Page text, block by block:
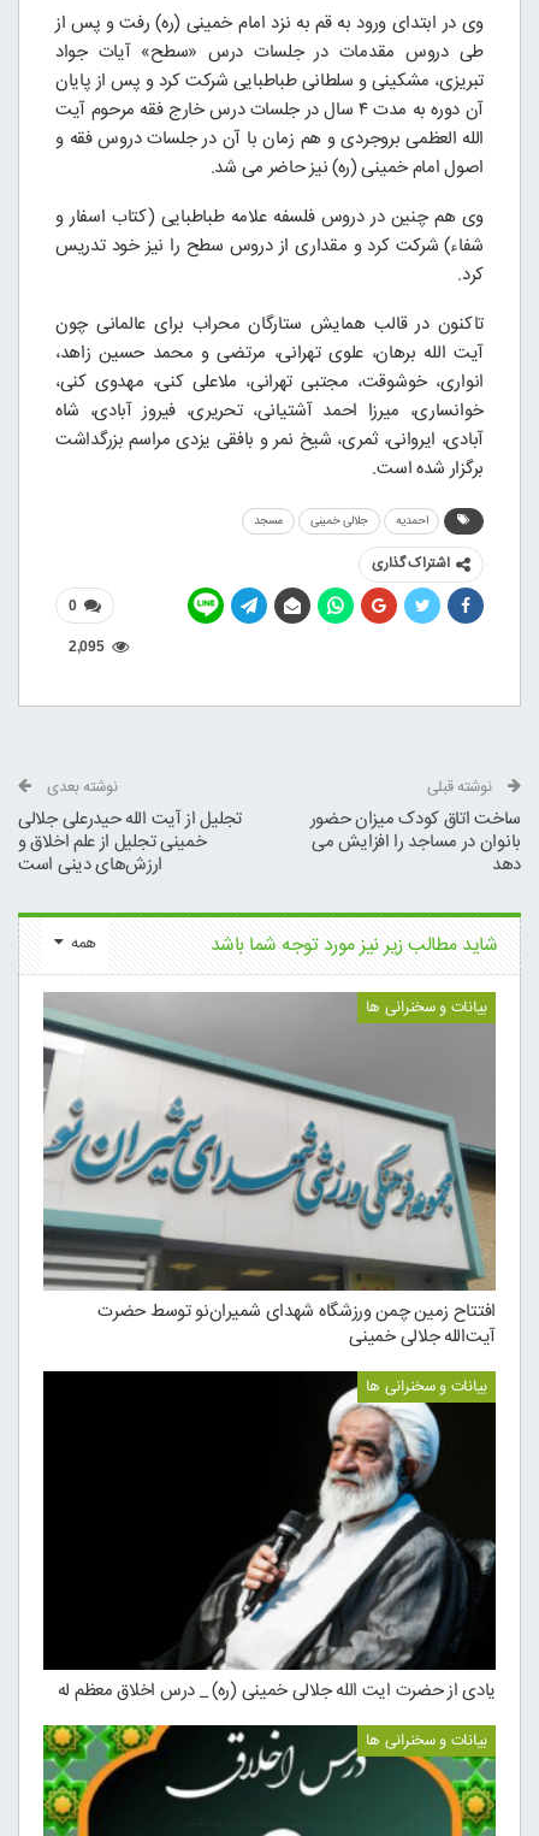
وی در ابتدای ورود به قم به نزد امام خمینی (ره) رفت و پس از
طی دروس مقدمات در جلسات درس «سطح» آیات جواد
تبریزی، مشکینی و سلطانی طباطبایی شرکت کرد و پس از پایان
آن دوره به مدت ۴ سال در جلسات درس خارج فقه مرحوم آیت
الله العظمی بروجردی و هم زمان با آن در جلسات دروس فقه و
اصول امام خمینی (ره) نیز حاضر می شد.
وی هم چنین در دروس فلسفه علامه طباطبایی (کتاب اسفار و
شفاء) شرکت کرد و مقداری از دروس سطح را نیز خود تدریس
کرد.
تاکنون در قالب همایش ستارگان محراب برای عالمانی چون
آیت الله برهان، علوی تهرانی، مرتضی و محمد حسین زاهد،
انواری، خوشوقت، مجتبی تهرانی، ملاعلی کنی، مهدوی کنی،
خوانساری، میرزا احمد آشتیانی، تحریری، فیروز آبادی، شاه
آبادی، ایروانی، ثمری، شیخ نمر و بافقی یزدی مراسم بزرگداشت
برگزار شده است.
احمدیه جلالی خمینی مسجد
اشتراک گذاری
0
2,095
نوشته قبلی
ساخت اتاق کودک میزان حضور
بانوان در مساجد را افزایش می
دهد
نوشته بعدی
تجلیل از آیت الله حیدرعلی جلالی
خمینی تجلیل از علم اخلاق و
ارزش‌های دینی است
همه شاید مطالب زیر نیز مورد توجه شما باشد
بیانات و سخنرانی ها
افتتاح زمین چمن ورزشگاه شهدای شمیران‌نو توسط حضرت
آیت‌الله جلالی خمینی
بیانات و سخنرانی ها
یادی از حضرت ایت الله جلالی خمینی (ره) _ درس اخلاق معظم له
بیانات و سخنرانی ها